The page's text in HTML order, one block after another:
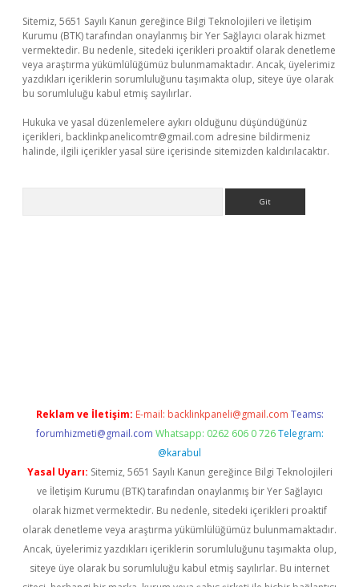
Sitemiz, 5651 Sayılı Kanun gereğince Bilgi Teknolojileri ve İletişim
Kurumu (BTK) tarafından onaylanmış bir Yer Sağlayıcı olarak hizmet
vermektedir. Bu nedenle, sitedeki içerikleri proaktif olarak denetleme
veya araştırma yükümlülüğümüz bulunmamaktadır. Ancak, üyelerimiz
yazdıkları içeriklerin sorumluluğunu taşımakta olup, siteye üye olarak
bu sorumluluğu kabul etmiş sayılırlar.
Hukuka ve yasal düzenlemelere aykırı olduğunu düşündüğünüz
içerikleri, backlinkpanelicomtr@gmail.com adresine bildirmeniz
halinde, ilgili içerikler yasal süre içerisinde sitemizden kaldırılacaktır.
Reklam ve İletişim: E-mail: backlinkpaneli@gmail.com Teams:
forumhizmeti@gmail.com Whatsapp: 0262 606 0 726 Telegram:
@karabul
Yasal Uyarı: Sitemiz, 5651 Sayılı Kanun gereğince Bilgi Teknolojileri
ve İletişim Kurumu (BTK) tarafından onaylanmış bir Yer Sağlayıcı
olarak hizmet vermektedir. Bu nedenle, sitedeki içerikleri proaktif
olarak denetleme veya araştırma yükümlülüğümüz bulunmamaktadır.
Ancak, üyelerimiz yazdıkları içeriklerin sorumluluğunu taşımakta olup,
siteye üye olarak bu sorumluluğu kabul etmiş sayılırlar. Bu internet